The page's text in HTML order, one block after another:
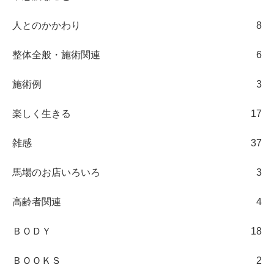
人とのかかわり 8
整体全般・施術関連 6
施術例 3
楽しく生きる 17
雑感 37
馬場のお店いろいろ 3
高齢者関連 4
ＢＯＤＹ 18
ＢＯＯＫＳ 2